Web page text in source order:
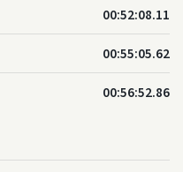
00:52:08.11
00:55:05.62
00:56:52.86